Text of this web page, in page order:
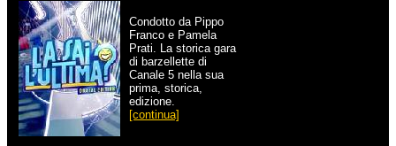
Condotto da Pippo
Franco e Pamela
Prati. La storica gara
di barzellette di
Canale 5 nella sua
prima, storica,
edizione.
[continua]